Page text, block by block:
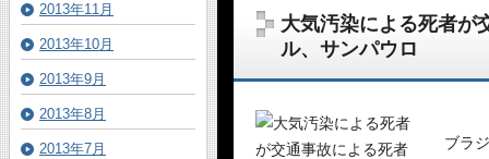
大気汚染による死者が
ル、サンパウロ
ブラ
2013年11月
2013年10月
2013年9月
2013年8月
2013年7月